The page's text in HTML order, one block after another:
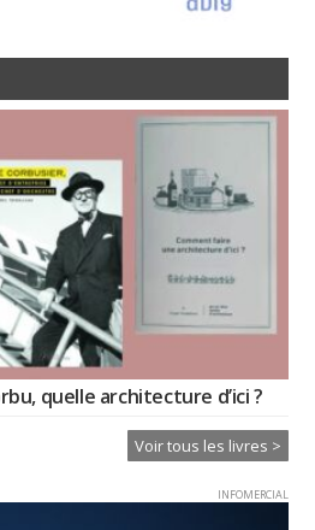
quelle architecture d’ici ?
Voir tous les livres >
INFOMERCIAL